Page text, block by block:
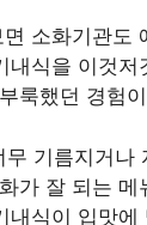
소화기관도
내식을 이것저
룩했던 경험
기름지거나
가 잘 되는 메
내식이 입맛에